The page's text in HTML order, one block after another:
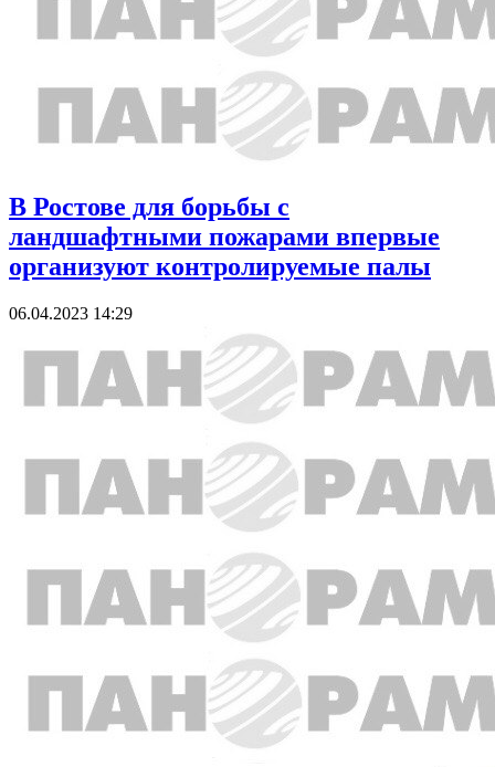
В Ростове для борьбы с
ландшафтными пожарами впервые
организуют контролируемые палы
06.04.2023 14:29